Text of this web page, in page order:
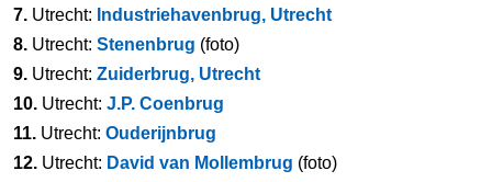
7. Utrecht: Industriehavenbrug, Utrecht
8. Utrecht: Stenenbrug (foto)
9. Utrecht: Zuiderbrug, Utrecht
10. Utrecht: J.P. Coenbrug
11. Utrecht: Ouderijnbrug
12. Utrecht: David van Mollembrug (foto)